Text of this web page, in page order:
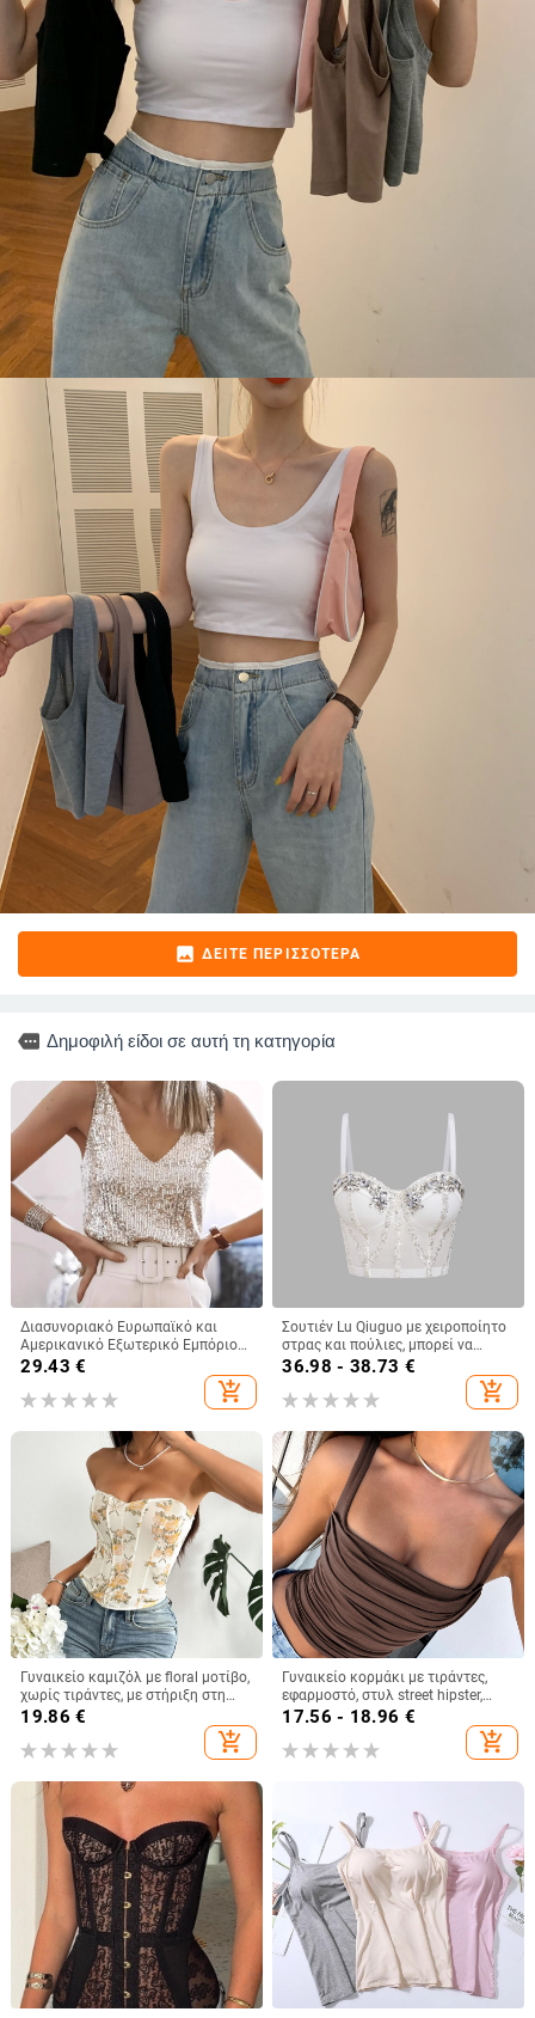
image ΔΕΊΤΕ ΠΕΡΙΣΣΌΤΕΡΑ
more Δημοφιλή είδοι σε αυτή τη κατηγορία
Διασυνοριακό Ευρωπαϊκό και
Αμερικανικό Εξωτερικό Εμπόριο
2024 Διασυνοριακό Γυναικείο
Κορυφαίο Αμαζονικό Εμπόριο
Station Καλοκαιρινό
Πούλιες
29.43 €
add_shopping_cart
Σουτιέν Lu Qiuguo με χειροποίητο
στρας και πούλιες, μπορεί να
φορεθεί και έξω, σε καθαρό
χρώμα, μικρό γυναικείο φανελάκι
Db1750
36.98 - 38.73 €
add_shopping_cart
Γυναικείο καμιζόλ με floral μοτίβο,
χωρίς τιράντες, με στήριξη στη
μέση, ultra-short μήκος,
19.86 €
add_shopping_cart
Γυναικείο κορμάκι με τιράντες,
εφαρμοστό, στυλ street hipster,
κοντό μήκος, πολυεστέρας με
17.56 - 18.96 €
add_shopping_cart